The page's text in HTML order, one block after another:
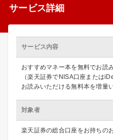
サービス詳細
サービス内容
おすすめマネー本を無料でお読
（楽天証券でNISA口座または
お読みいただける無料本を増量
対象者
楽天証券の総合口座をお持ちの